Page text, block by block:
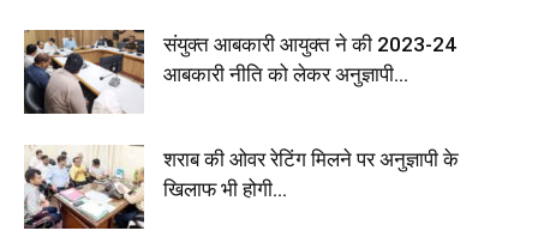
संयुक्त आबकारी आयुक्त ने की 2023-24
आबकारी नीति को लेकर अनुज्ञापी...
शराब की ओवर रेटिंग मिलने पर अनुज्ञापी के
खिलाफ भी होगी...